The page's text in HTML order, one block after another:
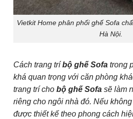
Vietkit Home phân phối ghế Sofa
Hà Nội.
Cách trang tríbộ ghế Sofa trong
khá quan trọng với căn phòng
trang trí cho bộ ghế Sofa sẽ làm
riêng cho ngôi nhà đó. Nếu
được thiết kế theo phong cách